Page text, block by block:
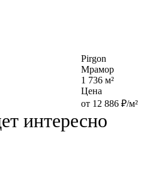
Pirgon
Мрамор
1 736 м²
Цена
от 12 886 ₽/м²
интересно